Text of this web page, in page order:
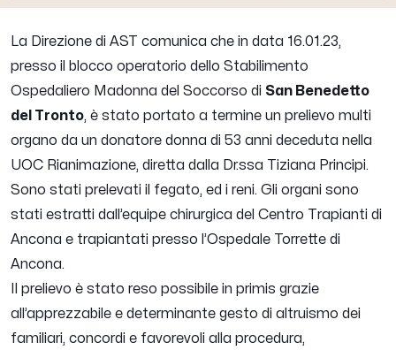
La Direzione di AST comunica che in data 16.01.23,
presso il blocco operatorio dello Stabilimento
Ospedaliero Madonna del Soccorso di San Benedetto
del Tronto, è stato portato a termine un prelievo multi
organo da un donatore donna di 53 anni deceduta nella
UOC Rianimazione, diretta dalla Dr.ssa Tiziana Principi.
Sono stati prelevati il fegato, ed i reni. Gli organi sono
stati estratti dall’equipe chirurgica del Centro Trapianti di
Ancona e trapiantati presso l’Ospedale Torrette di
Ancona.
Il prelievo è stato reso possibile in primis grazie
all’apprezzabile e determinante gesto di altruismo dei
familiari, concordi e favorevoli alla procedura,